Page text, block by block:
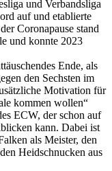
und Verbandsliga
auf und etablierte
Coronapause stand
und konnte 2023
Ende, als
den Sechsten im
Motivation für
kommen wollen“
ECW, der schon auf
kann. Dabei ist
als Meister, den
Heidschnucken aus